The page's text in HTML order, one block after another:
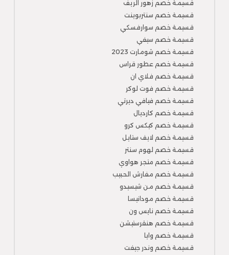
قسيمة خصم زهور الريف
قسيمة خصم سنتربوينت
قسيمة خصم سوارفسكي
قسيمة خصم سيفي
قسيمة خصم شومارت 2023
قسيمة خصم عطور قراس
قسيمة خصم فلاي ان
قسيمة خصم فوت لوكر
قسيمة خصم فيافي ديرتي
قسيمة خصم كارديال
قسيمة خصم كيكس كرو
قسيمة خصم لايف ستايل
قسيمة خصم لهوم سنتر
قسيمة خصم متجر هواوي
قسيمة خصم مفارش الحبيب
قسيمة خصم من شيسيدو
قسيمة خصم مودانيسا
قسيمة خصم نايس ون
قسيمة خصم هنقرستيشن
قسيمة خصم وايا
قسيمة خصم وندر جيفت